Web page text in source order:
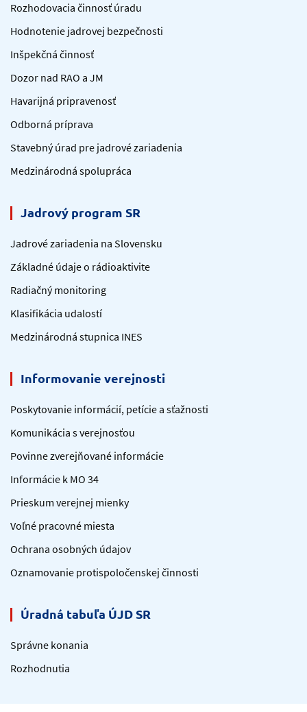
Rozhodovacia činnosť úradu
Hodnotenie jadrovej bezpečnosti
Inšpekčná činnosť
Dozor nad RAO a JM
Havarijná pripravenosť
Odborná príprava
Stavebný úrad pre jadrové zariadenia
Medzinárodná spolupráca
Jadrový program SR
Jadrové zariadenia na Slovensku
Základné údaje o rádioaktivite
Radiačný monitoring
Klasifikácia udalostí
Medzinárodná stupnica INES
Informovanie verejnosti
Poskytovanie informácií, petície a sťažnosti
Komunikácia s verejnosťou
Povinne zverejňované informácie
Informácie k MO 34
Prieskum verejnej mienky
Voľné pracovné miesta
Ochrana osobných údajov
Oznamovanie protispoločenskej činnosti
Úradná tabuľa ÚJD SR
Správne konania
Rozhodnutia